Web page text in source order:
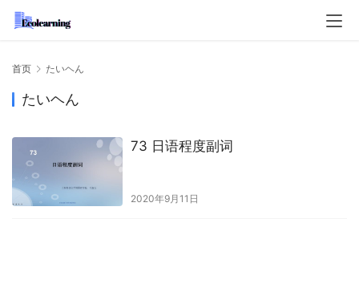
首页 たいヘん
たいヘん
73 日语程度副词
2020年9月11日